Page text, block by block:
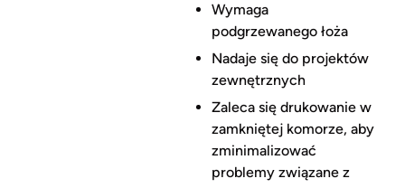
Wymaga
podgrzewanego łoża
Nadaje się do projektów
zewnętrznych
Zaleca się drukowanie w
zamkniętej komorze, aby
zminimalizować
problemy związane z